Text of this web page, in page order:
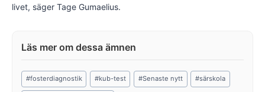
livet, säger Tage Gumaelius.
Post
Tags:
#fosterdiagnostik #kub-test #Senaste nytt #särskola